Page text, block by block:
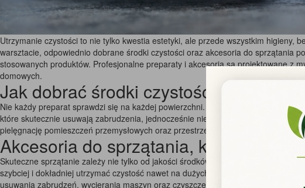
Utrzymanie czystości to nie tylko kwestia estetyki, ale przede wszystkim higieny,
warsztacie, odpowiednio dobrane środki czystości oraz akcesoria do sprzątania
stosowanych produktów. Profesjonalne preparaty i akcesoria są projektowane z
domowych.
Jak dobrać środki czystości do rodzaju
Nie każdy preparat sprawdzi się na każdej powierzchni. Podłogi drewniane
które skutecznie usuwają zabrudzenia, jednocześnie nie powodując
pielęgnację pomieszczeń przemysłowych oraz przestrzeni o podwyższonych
Akcesoria do sprzątania, które
Skuteczne sprzątanie zależy nie tylko od jakości środków czyszczących, ale
szybciej i dokładniej utrzymać czystość nawet na dużych powierzchniach.W
usuwania zabrudzeń, wycierania maszyn oraz czyszczenia powierzchni na mokro.